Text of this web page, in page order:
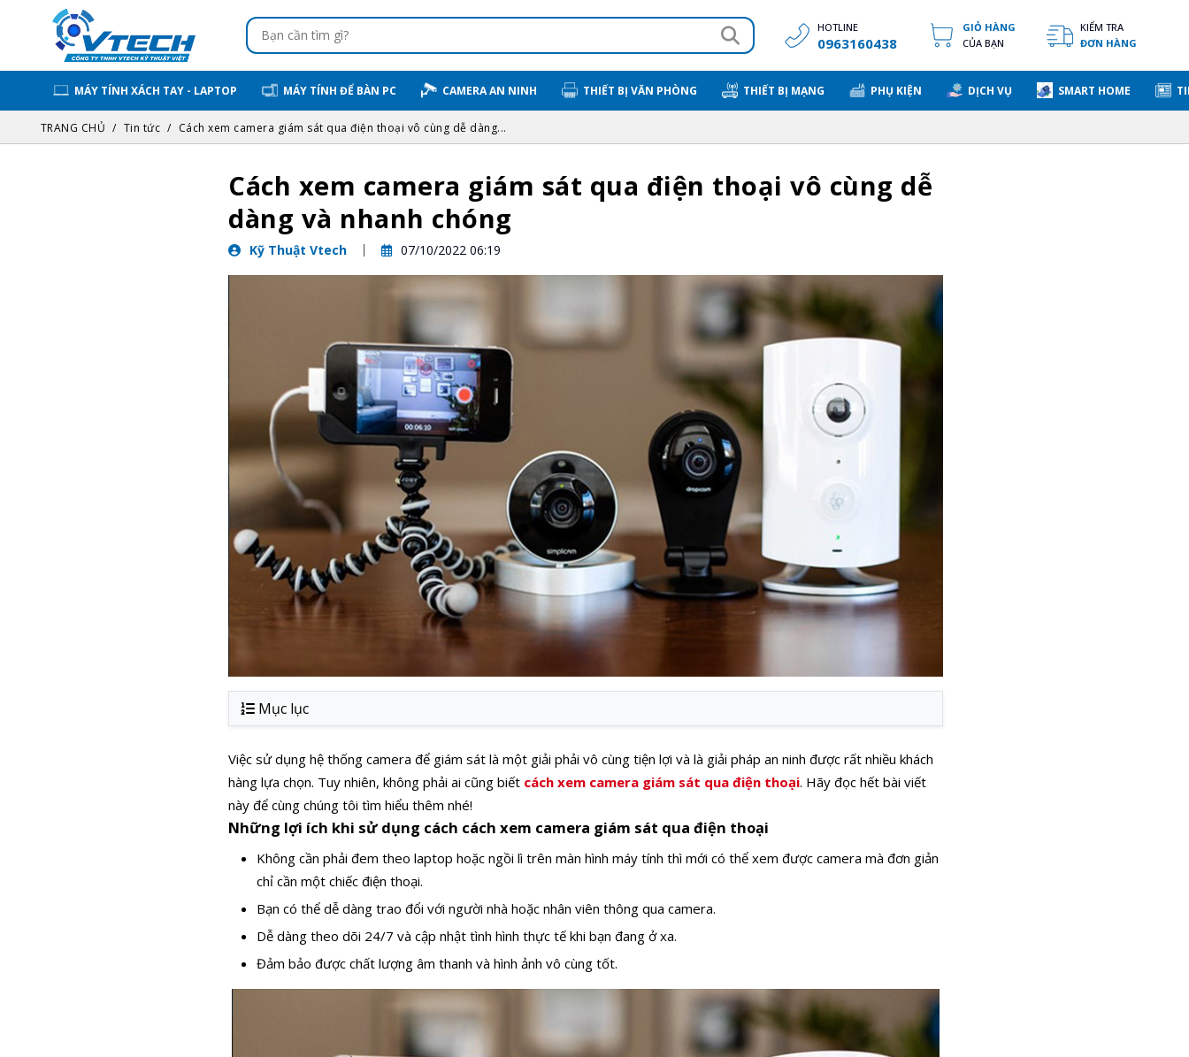
HOTLINE
0963160438
GIỎ HÀNG
CỦA BẠN
KIỂM TRA
ĐƠN HÀNG
MÁY TÍNH XÁCH TAY - LAPTOP MÁY TÍNH ĐỂ BÀN PC CAMERA AN NINH THIẾT BỊ VĂN PHÒNG THIẾT BỊ MẠNG PHỤ KIỆN DỊCH VỤ SMART HOME
TRANG CHỦ Tin tức Cách xem camera giám sát qua điện thoại vô cùng dễ dàng...
Cách xem camera giám sát qua điện thoại vô cùng dễ
dàng và nhanh chóng
Kỹ Thuật Vtech 07/10/2022 06:19
Mục lục
Việc sử dụng hệ thống camera để giám sát là một giải phải vô cùng tiện lợi và là giải pháp an ninh được rất nhiều khách
hàng lựa chọn. Tuy nhiên, không phải ai cũng biết cách xem camera giám sát qua điện thoại. Hãy đọc hết bài viết
này để cùng chúng tôi tìm hiểu thêm nhé!
Những lợi ích khi sử dụng cách cách xem camera giám sát qua điện thoại
Không cần phải đem theo laptop hoặc ngồi lì trên màn hình máy tính thì mới có thể xem được camera mà đơn giản
chỉ cần một chiếc điện thoại.
Bạn có thể dễ dàng trao đổi với người nhà hoặc nhân viên thông qua camera.
Dễ dàng theo dõi 24/7 và cập nhật tình hình thực tế khi bạn đang ở xa.
Đảm bảo được chất lượng âm thanh và hình ảnh vô cùng tốt.